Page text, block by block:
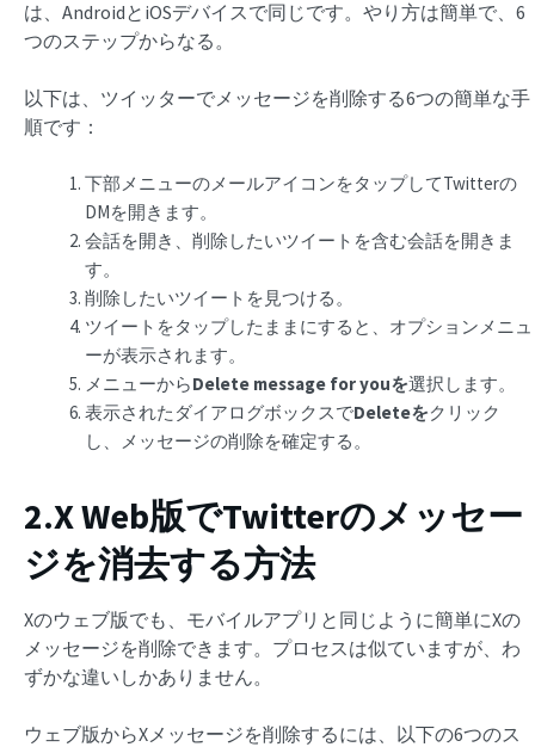
は、AndroidとiOSデバイスで同じです。やり方は簡単で、6
つのステップからなる。
以下は、ツイッターでメッセージを削除する6つの簡単な手
順です：
下部メニューのメールアイコンをタップしてTwitterの
DMを開きます。
会話を開き、削除したいツイートを含む会話を開きま
す。
削除したいツイートを見つける。
ツイートをタップしたままにすると、オプションメニュ
ーが表示されます。
メニューからDelete message for youを選択します。
表示されたダイアログボックスでDeleteをクリック
し、メッセージの削除を確定する。
2.X Web版でTwitterのメッセー
ジを消去する方法
Xのウェブ版でも、モバイルアプリと同じように簡単にXの
メッセージを削除できます。プロセスは似ていますが、わ
ずかな違いしかありません。
ウェブ版からXメッセージを削除するには、以下の6つのス